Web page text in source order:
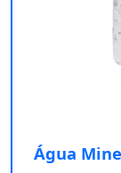
Água